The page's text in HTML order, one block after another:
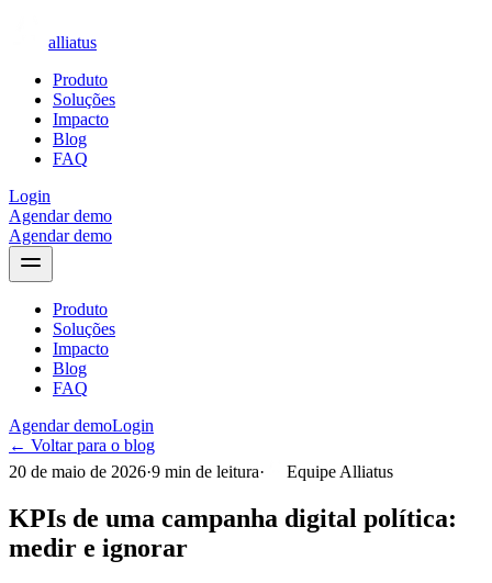
alliatus
Produto
Soluções
Impacto
Blog
FAQ
Login
Agendar demo
Agendar demo
Produto
Soluções
Impacto
Blog
FAQ
Agendar demoLogin
← Voltar para o blog
20 de maio de 2026·9 min de leitura· Equipe Alliatus
KPIs de uma campanha digital política:
medir e ignorar